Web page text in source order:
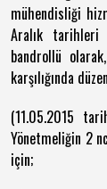
mühendisliği
Aralık
bandrollü
karşılığında
(11.05.2015
Yönetmeliğin 2
için;